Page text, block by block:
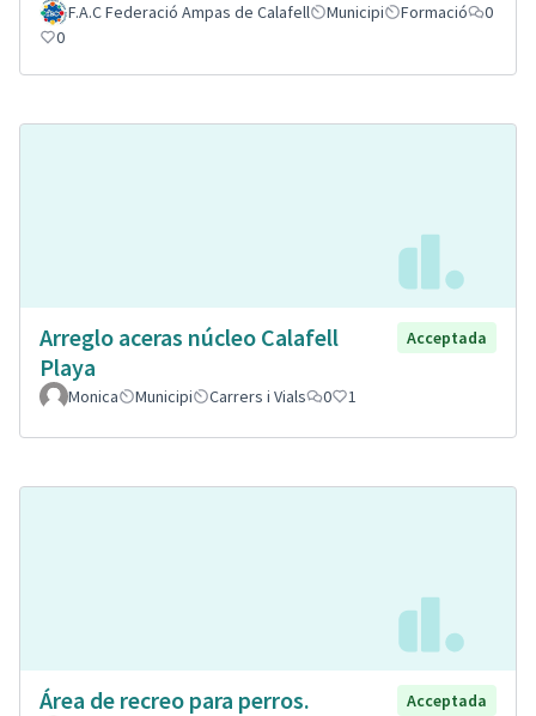
F.A.C Federació Ampas de Calafell Municipi Formació
0
0
Arreglo aceras núcleo Calafell
Playa
Acceptada
Monica Municipi Carrers i Vials 0 1
Área de recreo para perros.
Acceptada